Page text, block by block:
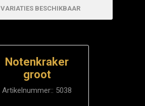
VARIATIES BESCHIKBAAR
Notenkraker
groot
Artikelnummer:: 5038